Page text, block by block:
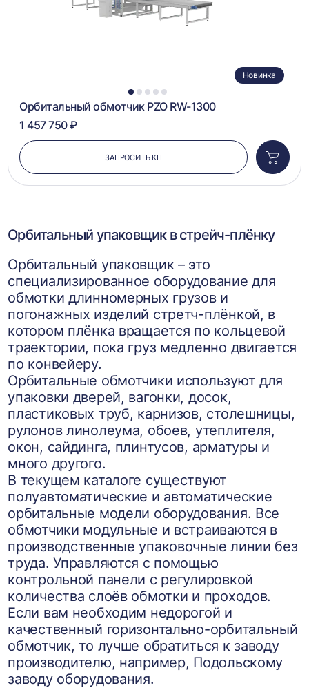
1 2 3 4 5
Новинка
Орбитальный обмотчик PZO RW-1300
1 457 750 ₽
ЗАПРОСИТЬ КП
в
Орбитальный упаковщик в стрейч-плёнку
Орбитальный упаковщик – это
специализированное оборудование для
обмотки длинномерных грузов и
погонажных изделий стретч-плёнкой, в
котором плёнка вращается по кольцевой
траектории, пока груз медленно двигается
по конвейеру.
Орбитальные обмотчики используют для
упаковки дверей, вагонки, досок,
пластиковых труб, карнизов, столешницы,
рулонов линолеума, обоев, утеплителя,
окон, сайдинга, плинтусов, арматуры и
много другого.
В текущем каталоге существуют
полуавтоматические и автоматические
орбитальные модели оборудования. Все
обмотчики модульные и встраиваются в
производственные упаковочные линии без
труда. Управляются с помощью
контрольной панели с регулировкой
количества слоёв обмотки и проходов.
Если вам необходим недорогой и
качественный горизонтально-орбитальный
обмотчик, то лучше обратиться к заводу
производителю, например, Подольскому
заводу оборудования.